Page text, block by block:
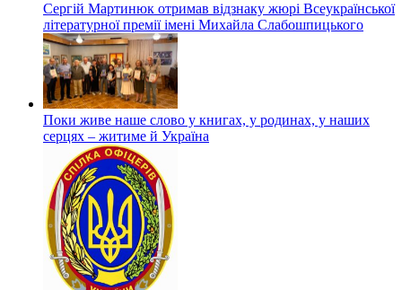
Сергій Мартинюк отримав відзнаку жюрі Всеукраїнської
літературної премії імені Михайла Слабошпицького
Поки живе наше слово у книгах, у родинах, у наших
серцях – житиме й Україна